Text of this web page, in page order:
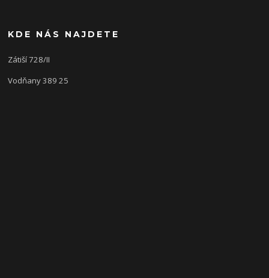
KDE NÁS NAJDETE
Zátiší 728/II
Vodňany 389 25